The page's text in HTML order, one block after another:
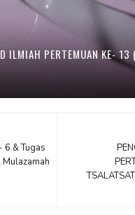
ILMIAH PERTEMUAN KE- 13
6 & Tugas